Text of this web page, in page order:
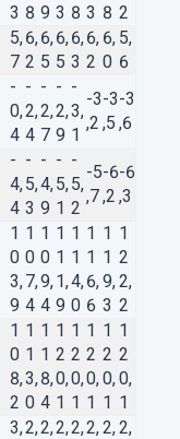
3 8 9 3 8 3 8 2
5,
7
6,
2
6,
5
6,
5
6,
3
6,
2
6,
0
5,
6
-
0,
4
-
2,
4
-
2,
7
-
2,
9
-
3,
1
-3
,2
-3
,5
-3
,6
-
4,
4
-
5,
3
-
4,
9
-
5,
1
-
5,
2
-5
,7
-6
,2
-6
,3
1
0
3,
9
1
0
7,
4
1
0
9,
4
1
1
1,
9
1
1
4,
0
1
1
6,
6
1
1
9,
3
1
2
2,
2
1
0
8,
2
1
1
3,
0
1
1
8,
4
1
2
0,
1
1
2
0,
1
1
2
0,
1
1
2
0,
1
1
2
0,
1
3,2,2,2,2,2,2,2,